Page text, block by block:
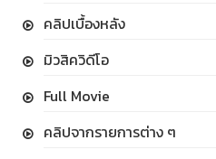
คลิปเบื้องหลัง
มิวสิควิดีโอ
Full Movie
คลิปจากรายการต่าง ๆ